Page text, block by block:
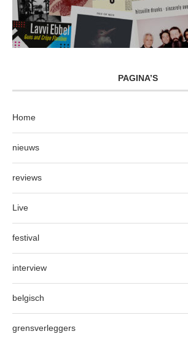
PAGINA’S
Home
nieuws
reviews
Live
festival
interview
belgisch
grensverleggers